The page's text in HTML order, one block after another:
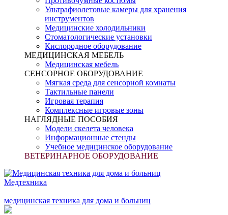
Ультрафиолетовые камеры для хранения
инструментов
Медицинские холодильники
Стоматологические установки
Кислородное оборудование
МЕДИЦИНСКАЯ МЕБЕЛЬ
Медицинская мебель
СЕНСОРНОЕ ОБОРУДОВАНИЕ
Мягкая среда для сенсорной комнаты
Тактильные панели
Игровая терапия
Комплексные игровые зоны
НАГЛЯДНЫЕ ПОСОБИЯ
Модели скелета человека
Информационные стенды
Учебное медицинское оборудование
ВЕТЕРИНАРНОЕ ОБОРУДОВАНИЕ
Медтехника
медицинская техника для дома и больниц